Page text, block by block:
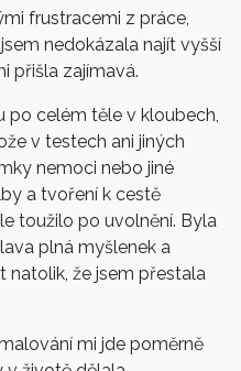
frustracemi z práce,
nedokázala najít vyšší
přišla zajímavá.
po celém těle v kloubech,
v testech ani jiných
nemoci nebo jiné
a tvoření k cestě
toužilo po uvolnění. Byla
plná myšlenek a
natolik, že jsem přestala
mi jde poměrně